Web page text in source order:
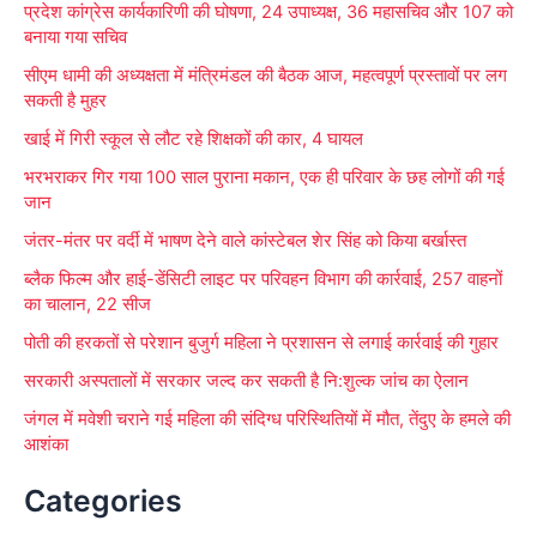
h
f
o
प्रदेश कांग्रेस कार्यकारिणी की घोषणा, 24 उपाध्यक्ष, 36 महासचिव और 107 को
बनाया गया सचिव
सीएम धामी की अध्यक्षता में मंत्रिमंडल की बैठक आज, महत्वपूर्ण प्रस्तावों पर लग
सकती है मुहर
खाई में गिरी स्कूल से लौट रहे शिक्षकों की कार, 4 घायल
भरभराकर गिर गया 100 साल पुराना मकान, एक ही परिवार के छह लोगों की गई
जान
जंतर-मंतर पर वर्दी में भाषण देने वाले कांस्टेबल शेर सिंह को किया बर्खास्त
ब्लैक फिल्म और हाई-डेंसिटी लाइट पर परिवहन विभाग की कार्रवाई, 257 वाहनों
का चालान, 22 सीज
पोती की हरकतों से परेशान बुजुर्ग महिला ने प्रशासन से लगाई कार्रवाई की गुहार
सरकारी अस्पतालों में सरकार जल्द कर सकती है नि:शुल्क जांच का ऐलान
जंगल में मवेशी चराने गई महिला की संदिग्ध परिस्थितियों में मौत, तेंदुए के हमले की
आशंका
Categories